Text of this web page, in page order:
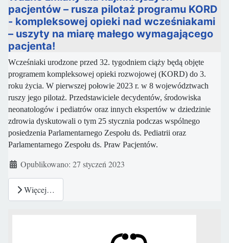
pacjentów – rusza pilotaż programu KORD
- kompleksowej opieki nad wcześniakami
– uszyty na miarę małego wymagającego
pacjenta!
Wcześniaki urodzone przed 32. tygodniem ciąży będą objęte
programem kompleksowej opieki rozwojowej (KORD) do 3.
roku życia. W pierwszej połowie 2023 r. w 8 województwach
ruszy jego pilotaż. Przedstawiciele decydentów, środowiska
neonatologów i pediatrów oraz innych ekspertów w dziedzinie
zdrowia dyskutowali o tym 25 stycznia podczas wspólnego
posiedzenia Parlamentarnego Zespołu ds. Pediatrii oraz
Parlamentarnego Zespołu ds. Praw Pacjentów.
Szczegóły
Opublikowano: 27 styczeń 2023
Więcej…